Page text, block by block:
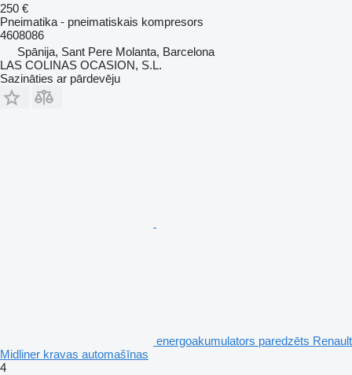
250 €
Pneimatika - pneimatiskais kompresors
4608086
Spānija, Sant Pere Molanta, Barcelona
LAS COLINAS OCASION, S.L.
Sazināties ar pārdevēju
energoakumulators paredzēts Renault
Midliner kravas automašīnas
4